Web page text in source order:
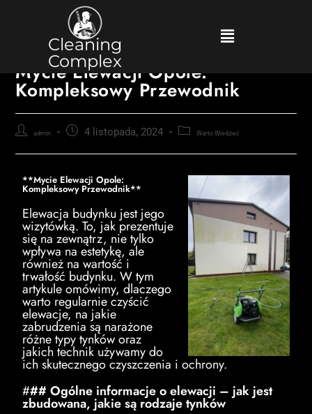
Cleaning
Complex
Mycie Elewacji Opole:
Kompleksowy Przewodnik
admin 4 listopada, 2024 Warto Wiedzieć
**Mycie Elewacji Opole:
Kompleksowy Przewodnik**
Elewacja budynku jest jego
wizytówką. To, jak prezentuje
się na zewnątrz, nie tylko
wpływa na estetykę, ale
również na wartość i
trwałość budynku. W tym
artykule omówimy, dlaczego
warto regularnie czyścić
elewacje, na jakie
zabrudzenia są narażone
różne typy tynków oraz
jakich technik używamy do
ich skutecznego czyszczenia i ochrony.
### Ogólne informacje o elewacji – jak jest
zbudowana, jakie są rodzaje tynków